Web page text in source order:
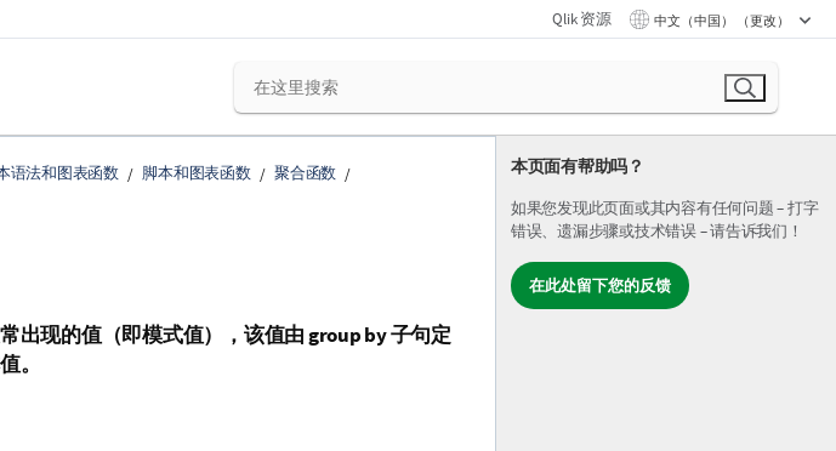
Qlik 资源 中文（中国） （更改）
本页面有帮助吗？
如果您发现此页面或其内容有任何问题 – 打字
错误、遗漏步骤或技术错误 – 请告诉我们！
在此处留下您的反馈
语法和图表函数 脚本和图表函数
聚合函数
出现的值（即模式值），该值由group by子句定
。